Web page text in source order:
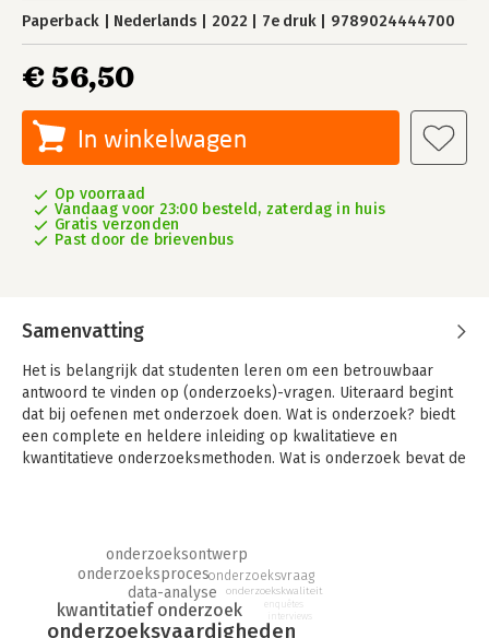
Paperback Nederlands 2022 7e druk 9789024444700
€ 56,50
In winkelwagen
Op voorraad
Vandaag voor 23:00 besteld, zaterdag in huis
Gratis verzonden
Past door de brievenbus
Samenvatting
Het is belangrijk dat studenten leren om een betrouwbaar
antwoord te vinden op (onderzoeks)-vragen. Uiteraard begint
dat bij oefenen met onderzoek doen. Wat is onderzoek? biedt
een complete en heldere inleiding op kwalitatieve en
kwantitatieve onderzoeksmethoden. Wat is onderzoek bevat de
onderzoek? maakt het ingewikkelde proces van onderzoeken
inzichtelijk. Het bespreekt de theorie vanuit de vier fasen:
ontwerpen, gegevens verzamelen, analyseren en adviseren. In
deze vier delen ligt de nadruk op het verrichten van
praktijkonderzoek. Hoe zet je zo’n onderzoek op? Waar let je
onderzoeksvaardigheden
kwantitatief onderzoek
data-analyse
onderzoeksproces
onderzoeksontwerp
onderzoeksvraag
onderzoekskwaliteit
enquêtes
interviews